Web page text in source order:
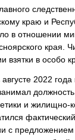
краю и
в отношении
края.
взятки в особо
2022 года
и жилищно-
с предложением